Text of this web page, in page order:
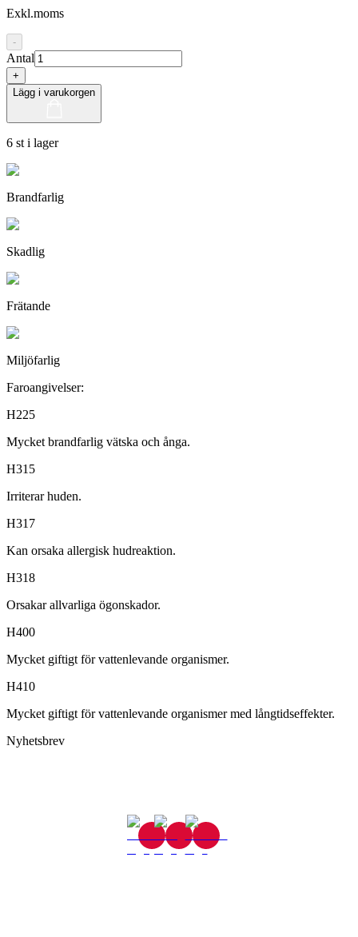
Exkl.moms
-
Antal
+
Lägg i varukorgen
6 st i lager
Brandfarlig
Skadlig
Frätande
Miljöfarlig
Faroangivelser:
H225
Mycket brandfarlig vätska och ånga.
H315
Irriterar huden.
H317
Kan orsaka allergisk hudreaktion.
H318
Orsakar allvarliga ögonskador.
H400
Mycket giftigt för vattenlevande organismer.
H410
Mycket giftigt för vattenlevande organismer med långtidseffekter.
Nyhetsbrev